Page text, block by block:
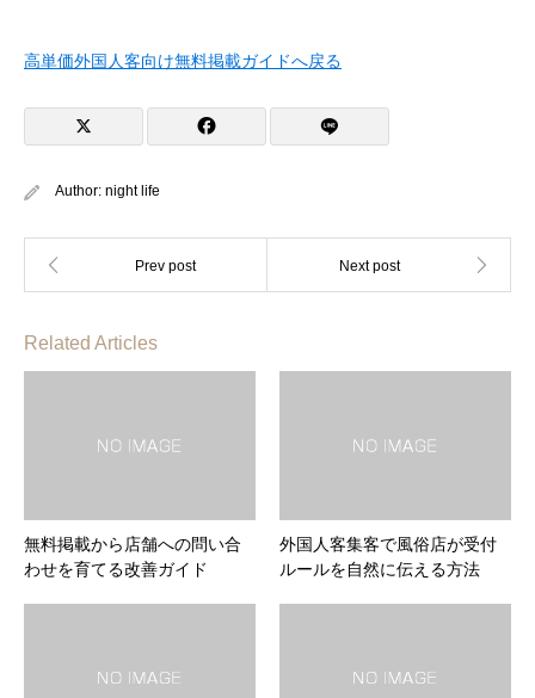
高単価外国人客向け無料掲載ガイドへ戻る
Author: night life
Related Articles
無料掲載から店舗への問い合
わせを育てる改善ガイド
外国人客集客で風俗店が受付
ルールを自然に伝える方法